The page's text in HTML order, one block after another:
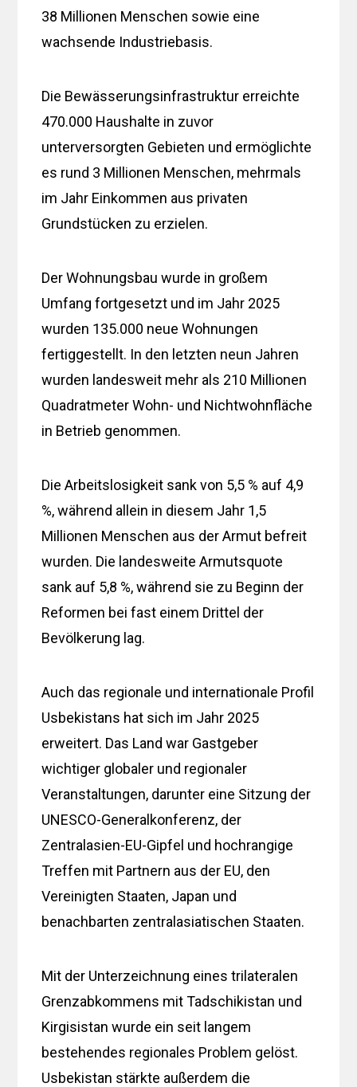
38 Millionen Menschen sowie eine
wachsende Industriebasis.
Die Bewässerungsinfrastruktur erreichte
470.000 Haushalte in zuvor
unterversorgten Gebieten und ermöglichte
es rund 3 Millionen Menschen, mehrmals
im Jahr Einkommen aus privaten
Grundstücken zu erzielen.
Der Wohnungsbau wurde in großem
Umfang fortgesetzt und im Jahr 2025
wurden 135.000 neue Wohnungen
fertiggestellt. In den letzten neun Jahren
wurden landesweit mehr als 210 Millionen
Quadratmeter Wohn- und Nichtwohnfläche
in Betrieb genommen.
Die Arbeitslosigkeit sank von 5,5 % auf 4,9
%, während allein in diesem Jahr 1,5
Millionen Menschen aus der Armut befreit
wurden. Die landesweite Armutsquote
sank auf 5,8 %, während sie zu Beginn der
Reformen bei fast einem Drittel der
Bevölkerung lag.
Auch das regionale und internationale Profil
Usbekistans hat sich im Jahr 2025
erweitert. Das Land war Gastgeber
wichtiger globaler und regionaler
Veranstaltungen, darunter eine Sitzung der
UNESCO-Generalkonferenz, der
Zentralasien-EU-Gipfel und hochrangige
Treffen mit Partnern aus der EU, den
Vereinigten Staaten, Japan und
benachbarten zentralasiatischen Staaten.
Mit der Unterzeichnung eines trilateralen
Grenzabkommens mit Tadschikistan und
Kirgisistan wurde ein seit langem
bestehendes regionales Problem gelöst.
Usbekistan stärkte außerdem die